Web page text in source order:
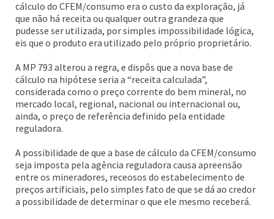
cálculo do CFEM/consumo era o custo da exploração, já
que não há receita ou qualquer outra grandeza que
pudesse ser utilizada, por simples impossibilidade lógica,
eis que o produto era utilizado pelo próprio proprietário.
A MP 793 alterou a regra, e dispôs que a nova base de
cálculo na hipótese seria a “receita calculada”,
considerada como o preço corrente do bem mineral, no
mercado local, regional, nacional ou internacional ou,
ainda, o preço de referência definido pela entidade
reguladora.
A possibilidade de que a base de cálculo da CFEM/consumo
seja imposta pela agência reguladora causa apreensão
entre os mineradores, receosos do estabelecimento de
preços artificiais, pelo simples fato de que se dá ao credor
a possibilidade de determinar o que ele mesmo receberá.